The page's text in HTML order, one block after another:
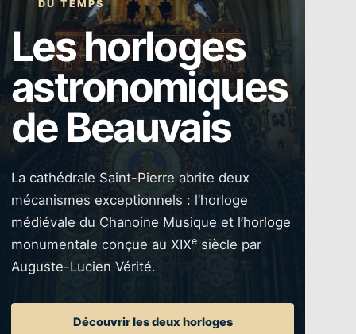
DU TEMPS
Les horloges
astronomiques
de Beauvais
La cathédrale Saint-Pierre abrite deux
mécanismes exceptionnels : l’horloge
médiévale du Chanoine Musique et l’horloge
monumentale conçue au XIXe siècle par
Auguste-Lucien Vérité.
Découvrir les deux horloges